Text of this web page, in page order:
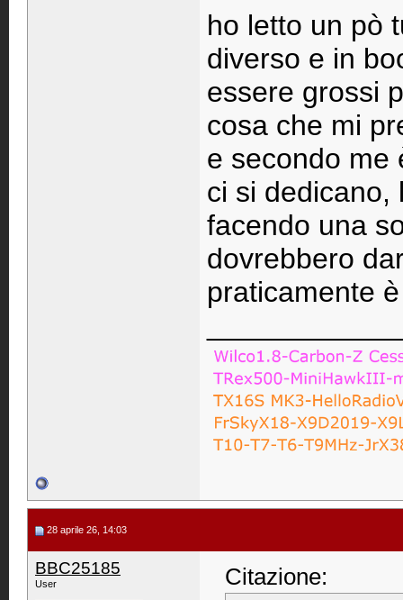
ho letto un pò
diverso e in
essere grossi
cosa che mi
e secondo me
ci si dedicano,
facendo una
dovrebbero
praticamente
28 aprile 26, 14:03
BBC25185
User Citazione: